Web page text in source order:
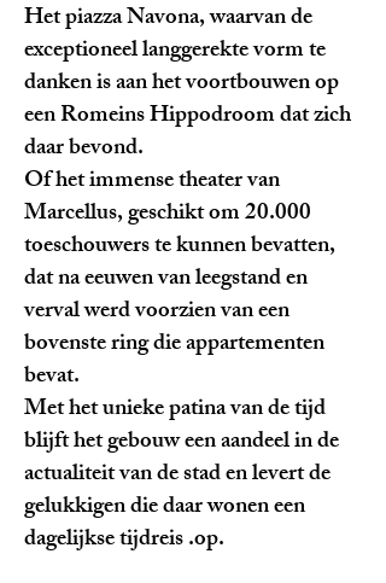
Het piazza Navona, waarvan de
exceptioneel langgerekte vorm te
danken is aan het voortbouwen op
een Romeins Hippodroom dat zich
daar bevond.
Of het immense theater van
Marcellus, geschikt om 20.000
toeschouwers te kunnen bevatten,
dat na eeuwen van leegstand en
verval werd voorzien van een
bovenste ring die appartementen
bevat.
Met het unieke patina van de tijd
blijft het gebouw een aandeel in de
actualiteit van de stad en levert de
gelukkigen die daar wonen een
dagelijkse tijdreis .op.